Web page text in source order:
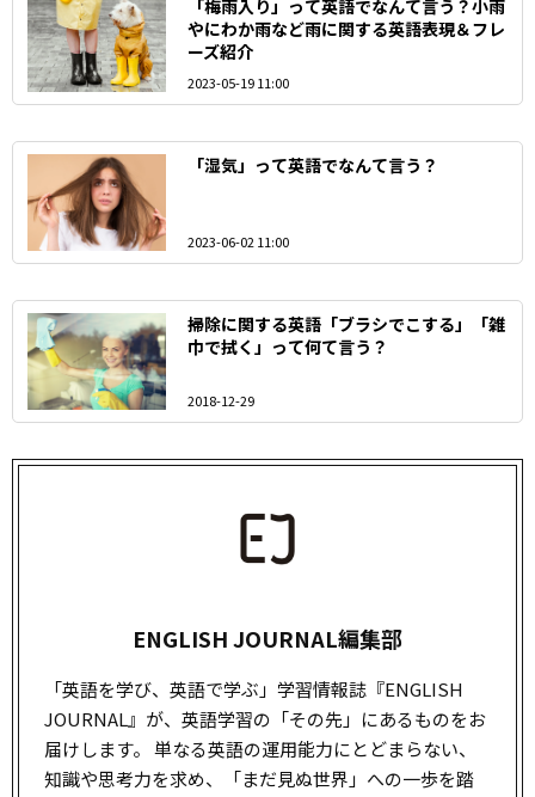
「梅雨入り」って英語でなんて言う？小雨
やにわか雨など雨に関する英語表現＆フレ
ーズ紹介
2023-05-19 11:00
「湿気」って英語でなんて言う？
2023-06-02 11:00
掃除に関する英語「ブラシでこする」「雑
巾で拭く」って何て言う？
2018-12-29
ENGLISH JOURNAL編集部
「英語を学び、英語で学ぶ」学習情報誌『ENGLISH
JOURNAL』が、英語学習の「その先」にあるものをお
届けします。 単なる英語の運用能力にとどまらない、
知識や思考力を求め、「まだ見ぬ世界」への一歩を踏